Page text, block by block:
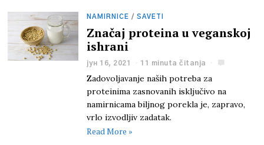
NAMIRNICE / SAVETI
Značaj proteina u veganskoj
ishrani
јун 16, 2021 11 minuta čitanja
Zadovoljavanje naših potreba za
proteinima zasnovanih isključivo na
namirnicama biljnog porekla je, zapravo,
vrlo izvodljiv zadatak.
Read More »